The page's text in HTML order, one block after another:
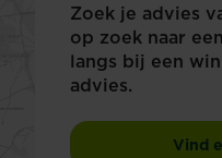
Zoek je advies
op zoek naar
langs bij een
advies.
Vind